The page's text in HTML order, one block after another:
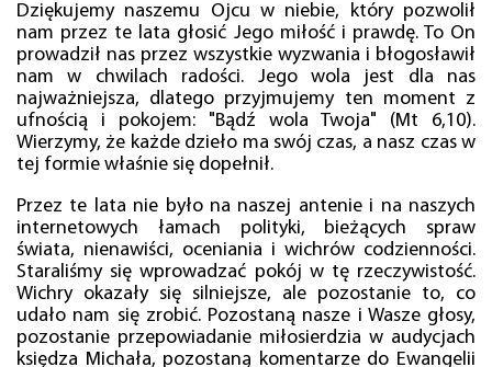
Dziękujemy naszemu Ojcu w niebie, który pozwolił
nam przez te lata głosić Jego miłość i prawdę. To On
prowadził nas przez wszystkie wyzwania i błogosławił
nam w chwilach radości. Jego wola jest dla nas
najważniejsza, dlatego przyjmujemy ten moment z
ufnością i pokojem: "Bądź wola Twoja" (Mt 6,10).
Wierzymy, że każde dzieło ma swój czas, a nasz czas w
tej formie właśnie się dopełnił.
Przez te lata nie było na naszej antenie i na naszych
internetowych łamach polityki, bieżących spraw
świata, nienawiści, oceniania i wichrów codzienności.
Staraliśmy się wprowadzać pokój w tę rzeczywistość.
Wichry okazały się silniejsze, ale pozostanie to, co
udało nam się zrobić. Pozostaną nasze i Wasze głosy,
pozostanie przepowiadanie miłosierdzia w audycjach
księdza Michała, pozostaną komentarze do Ewangelii